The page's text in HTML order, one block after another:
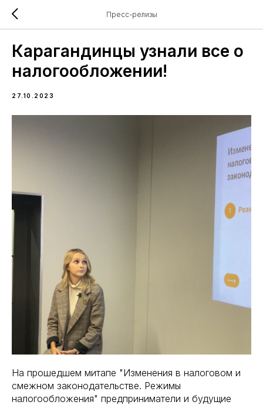
Пресс-релизы
Карагандинцы узнали все о
налогообложении!
27.10.2023
На прошедшем митапе "Изменения в налоговом и
смежном законодательстве. Режимы
налогообложения" предприниматели и будущие